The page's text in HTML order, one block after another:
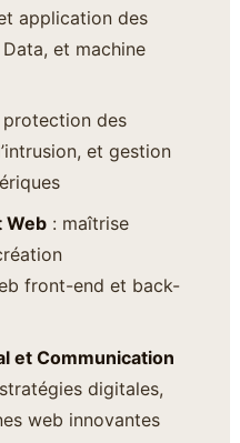
application des
et machine
protection des
et gestion
Web: maîtrise
front-end et back-
et Communication
digitales,
web innovantes